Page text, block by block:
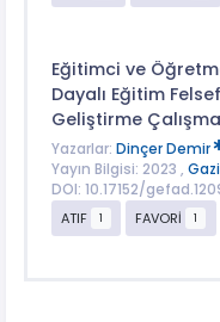
Eğitimci ve
Dayalı Eğitim
Geliştirme
Yazarlar: Dinçer Demir
Yayın Bilgisi: 2023 ,
DOI: 10.17152/
ATIF
1 FAVORİ 1